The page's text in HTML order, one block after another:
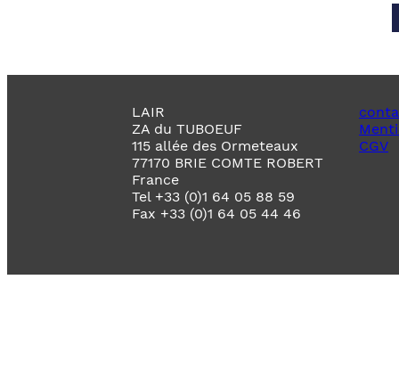
LAIR
ZA du TUBOEUF
115 allée des Ormeteaux
77170 BRIE COMTE ROBERT
France
Tel +33 (0)1 64 05 88 59
Fax +33 (0)1 64 05 44 46
CGV